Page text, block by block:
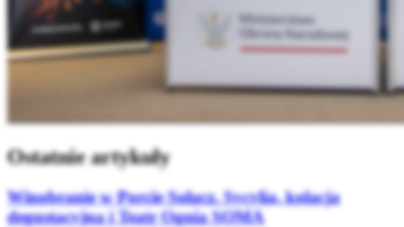
Ostatnie artykuły
Winobranie w Porcie Sołacz. Sycylia, kolacja
degustacyjna i Teatr Ognia SOMA